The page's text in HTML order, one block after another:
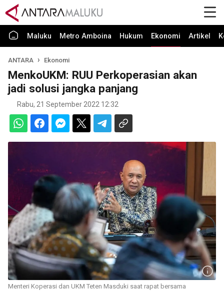
Maluku Metro Amboina Hukum Ekonomi Artikel
ANTARA Ekonomi
MenkoUKM: RUU Perkoperasian akan
jadi solusi jangka panjang
Rabu, 21 September 2022 12:32
Menteri Koperasi dan UKM Teten Masduki saat rapat bersama